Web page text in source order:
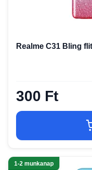
Realme C31 Bling
300 Ft
1-2 munkanap